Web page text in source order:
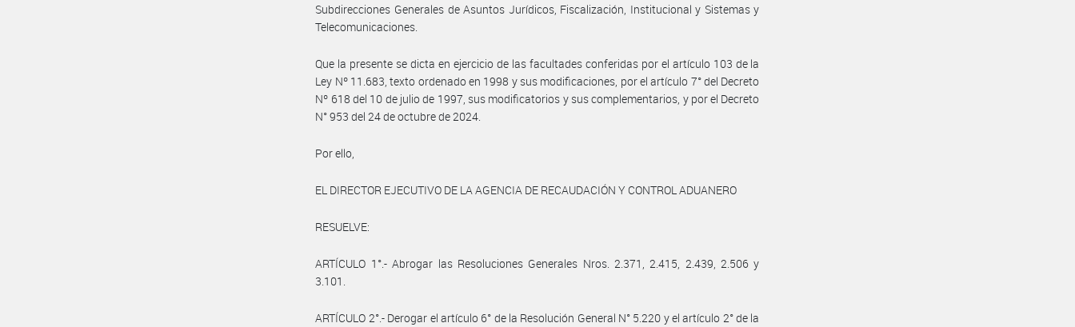
Subdirecciones Generales de Asuntos Jurídicos, Fiscalización, Institucional y Sistemas y
Telecomunicaciones.
Que la presente se dicta en ejercicio de las facultades conferidas por el artículo 103 de la
Ley Nº 11.683, texto ordenado en 1998 y sus modificaciones, por el artículo 7° del Decreto
Nº 618 del 10 de julio de 1997, sus modificatorios y sus complementarios, y por el Decreto
N° 953 del 24 de octubre de 2024.
Por ello,
EL DIRECTOR EJECUTIVO DE LA AGENCIA DE RECAUDACIÓN Y CONTROL ADUANERO
RESUELVE:
ARTÍCULO 1°.- Abrogar las Resoluciones Generales Nros. 2.371, 2.415, 2.439, 2.506 y
3.101.
ARTÍCULO 2°.- Derogar el artículo 6° de la Resolución General N° 5.220 y el artículo 2° de la